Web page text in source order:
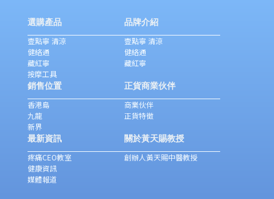
選購產品
壹點寧 清涼
健絡通
藏紅寧
按摩工具
品牌介紹
壹點寧 清涼
健絡通
藏紅寧
銷售位置
香港島
九龍
新界
正貨商業伙伴
商業伙伴
正貨特徵
最新資訊
疼痛CEO教室
健康資訊
媒體報道
關於黃天賜教授
創辦人黃天賜中醫教授